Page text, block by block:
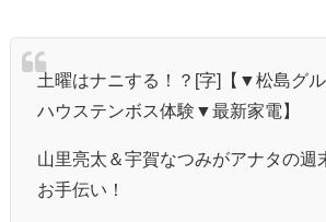
土曜はナニする！？[字]【▼松島グ
ハウステンボス体験▼最新家電】
山里亮太＆宇賀なつみがアナタの週
お手伝い！